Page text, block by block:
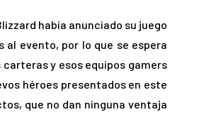
había anunciado su juego
evento, por lo que se espera
carteras y esos equipos gamers
héroes presentados en este
que no dan ninguna ventaja